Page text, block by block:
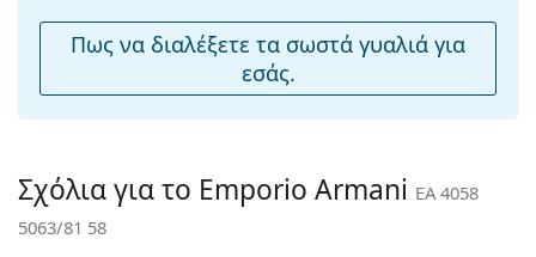
Εξερευνήστε την πλήρη γκάμαγυαλιών ηλίουγια να
βρείτε περισσότερα μοντέλα από δημοφιλείς μάρκες.
Αξεσουάρ
θήκη:
Άλλα
Τύπος:
Πως να διαλέξετε τα σωστά γυαλιά για
εσάς.
Σχόλια για το Emporio Armani EA 4058
5063/81 58